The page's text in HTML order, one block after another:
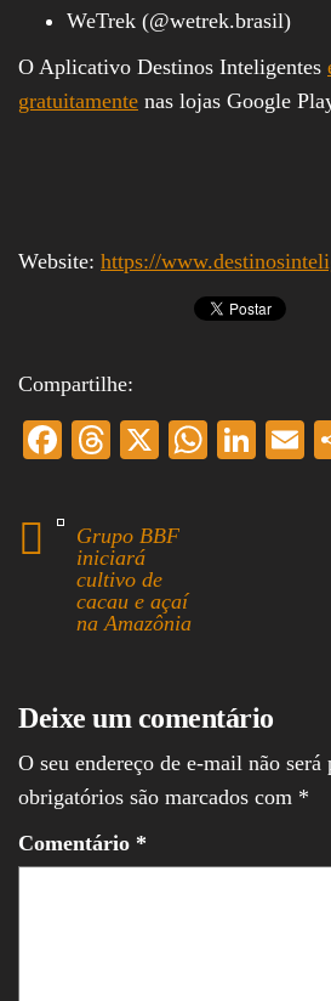
WeTrek (@wetrek.brasil)
O Aplicativo Destinos Inteligentes
gratuitamente nas lojas Google
Website: https://
Compartilhe:
Fa
bo
ok
T
ea
ds
X
W
Li
E
Grupo BBF
iniciará
cultivo de
cacau e açaí
na Amazônia
Deixe um comentário
O seu endereço de e-mail não será
obrigatórios são marcados com *
Comentário *